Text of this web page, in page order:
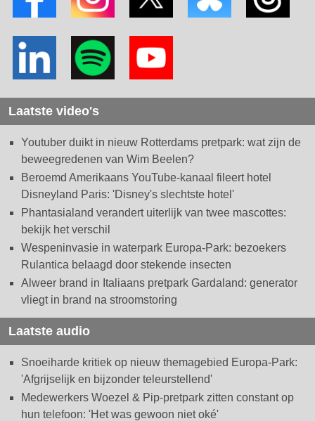
Laatste video's
Youtuber duikt in nieuw Rotterdams pretpark: wat zijn de
beweegredenen van Wim Beelen?
Beroemd Amerikaans YouTube-kanaal fileert hotel
Disneyland Paris: 'Disney's slechtste hotel'
Phantasialand verandert uiterlijk van twee mascottes:
bekijk het verschil
Wespeninvasie in waterpark Europa-Park: bezoekers
Rulantica belaagd door stekende insecten
Alweer brand in Italiaans pretpark Gardaland: generator
vliegt in brand na stroomstoring
Laatste audio
Snoeiharde kritiek op nieuw themagebied Europa-Park:
'Afgrijselijk en bijzonder teleurstellend'
Medewerkers Woezel & Pip-pretpark zitten constant op
hun telefoon: 'Het was gewoon niet oké'